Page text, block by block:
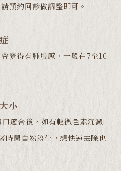
預約回診做調整即可。
覺得有腫脹感，一般在7至10
小
癒合後，如有輕微色素沉澱
時間自然淡化，想快速去除也